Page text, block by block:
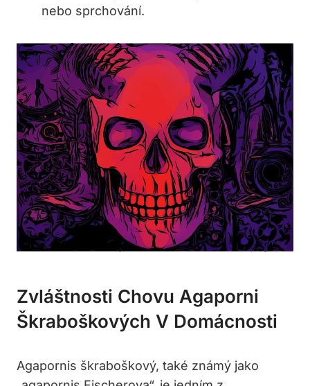
nebo sprchování.
Zvláštnosti Chovu Agaporni
Škraboškových V Domácnosti
Agapornis škraboškový, také známý jako